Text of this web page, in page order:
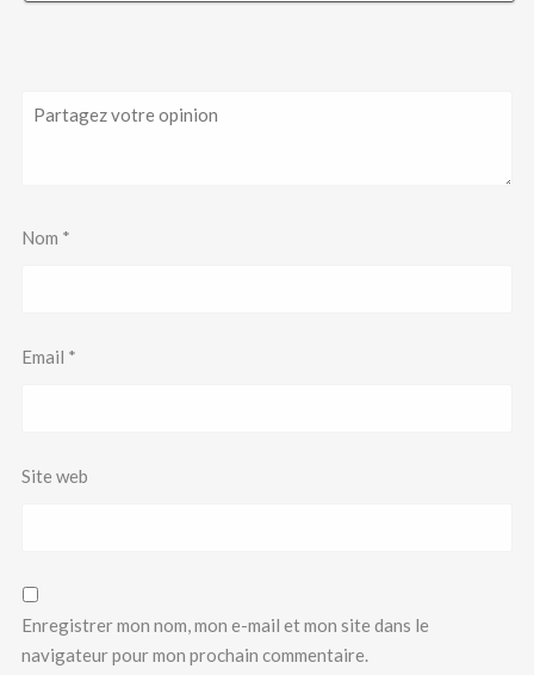
Nom *
Email *
Site web
Enregistrer mon nom, mon e-mail et mon site dans le
navigateur pour mon prochain commentaire.